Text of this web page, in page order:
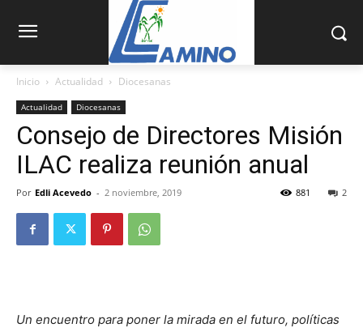
Inicio Actualidad Diocesanas
Actualidad Diocesanas
Consejo de Directores Misión
ILAC realiza reunión anual
Por Edli Acevedo - 2 noviembre, 2019 2
881
Un encuentro para poner la mirada en el futuro, políticas